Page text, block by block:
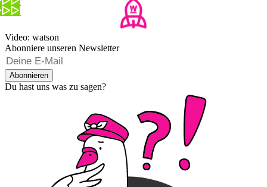
Video: watson
Abonniere unseren Newsletter
Abonnieren
Du hast uns was zu sagen?